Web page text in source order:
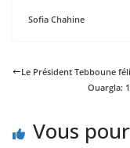
Sofia Chahine
Le Président Tebboune
Ouargla:
Vous